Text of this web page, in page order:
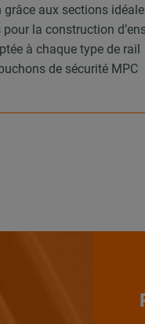
aux sections
la construction
à chaque type de rail
de sécurité MPC